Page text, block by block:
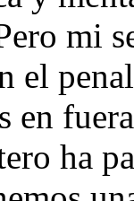
mi
el
en
ha